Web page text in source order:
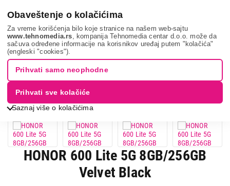
Obaveštenje o kolačićima
Za vreme korišćenja bilo koje stranice na našem web-sajtu
www.tehnomedia.rs , kompanija Tehnomedia centar d.o.o. može da
sačuva određene informacije na korisnikov uređaj putem "kolačića"
(engleski "cookies").
Saznaj više o kolačićima
Prihvati samo neophodne
Prihvati sve kolačiće
Mobilni telefoni i tableti Mobilni telefoni
Smart mobilni
telefoni
Honor 600 lite ...
13% UŠTEDA.
HONOR 600 Lite 5G 8GB/256GB
Velvet Black